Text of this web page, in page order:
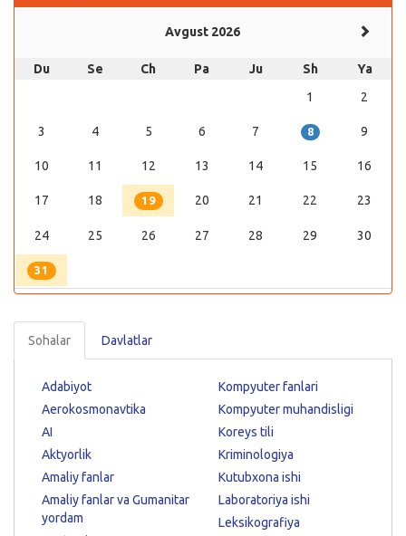
Avgust 2026
Du Se Ch Pa Ju Sh
Ya
1
2
3 4 5 6 7 8 9
10 11 12 13 14 15 16
17 18 19 20 21 22 23
24 25 26 27 28 29 30
31
Sohalar Davlatlar
Adabiyot
Aerokosmonavtika
AI
Aktyorlik
Amaliy fanlar
Amaliy fanlar va Gumanitar
yordam
Kompyuter fanlari
Kompyuter muhandisligi
Koreys tili
Kriminologiya
Kutubxona ishi
Laboratoriya ishi
Leksikografiya